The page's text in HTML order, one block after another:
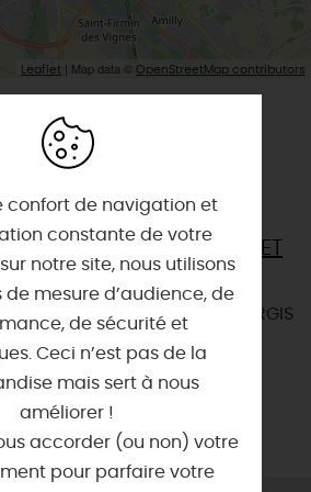
Leaflet | Map data © OpenStreetMap contributors
SUR PLACE OU À
PROXIMITÉ
MUSÉE
GIRODET
45200 -
MONTARGIS
confort de navigation et
constante de votre
notre site, nous utilisons
de mesure d’audience, de
de sécurité et
Ceci n’est pas de la
mais sert à nous
améliorer !
accorder (ou non) votre
pour parfaire votre